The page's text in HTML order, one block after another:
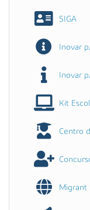
SIGA
Inovar
Inovar
Kit
Centro
Migrant